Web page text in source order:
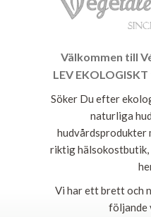
Välkommen till
LEV
Söker Du efter
naturliga
hudvårdsprodukter
riktig hälsokostbutik,
Vi har ett brett och
följande